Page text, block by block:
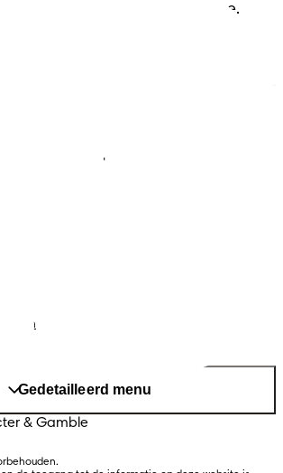
in elke belangrijke fase.
Gedetailleerd menu
& Gamble